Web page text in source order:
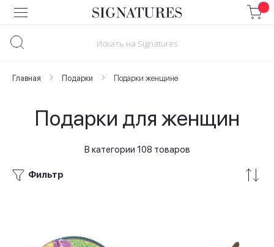
Skip
to
Главная Подарки Подарки женщине
Подарки для женщин
В категории 108 товаров
Фильтр